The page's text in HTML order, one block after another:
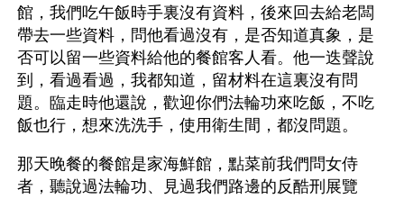
館，我們吃午飯時手裏沒有資料，後來回去給老闆
帶去一些資料，問他看過沒有，是否知道真象，是
否可以留一些資料給他的餐館客人看。他一迭聲說
到，看過看過，我都知道，留材料在這裏沒有問
題。臨走時他還說，歡迎你們法輪功來吃飯，不吃
飯也行，想來洗洗手，使用衛生間，都沒問題。
那天晚餐的餐館是家海鮮館，點菜前我們問女侍
者，聽說過法輪功、見過我們路邊的反酷刑展覽